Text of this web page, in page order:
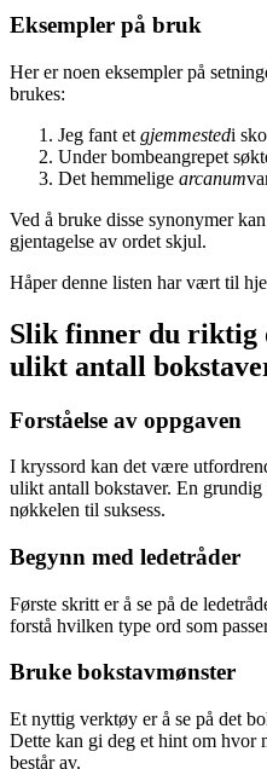
Eksempler på bruk
Her er noen eksempler på
brukes:
Jeg fant et gjemmestedi
Under bombeangrepet
Det hemmelige arcanum
Ved å bruke disse synonymer
gjentagelse av ordet skjul.
Håper denne listen har vært til
Slik finner du riktig
ulikt antall
Forståelse av oppgaven
I kryssord kan det være
ulikt antall bokstaver. En
nøkkelen til suksess.
Begynn med ledetråder
Første skritt er å se på de
forstå hvilken type ord som
Bruke bokstavmønster
Et nyttig verktøy er å se på det
Dette kan gi deg et hint om hvor
består av.